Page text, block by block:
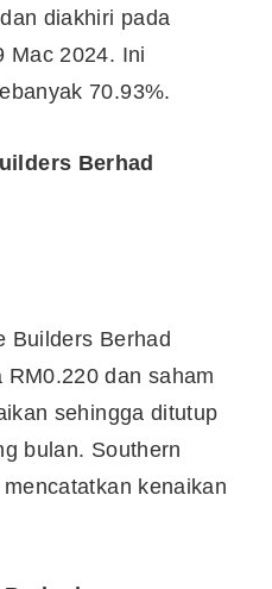
diakhiri pada
Mac 2024. Ini
70.93%.
Berhad
Builders Berhad
RM0.220 dan saham
sehingga ditutup
bulan. Southern
kenaikan